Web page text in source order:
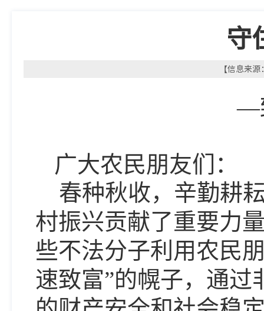
守
【信息来
—
广大农民朋友们：
春种秋收，辛勤耕
村振兴贡献了重要力
些不法分子利用农民
速致富”的幌子，通